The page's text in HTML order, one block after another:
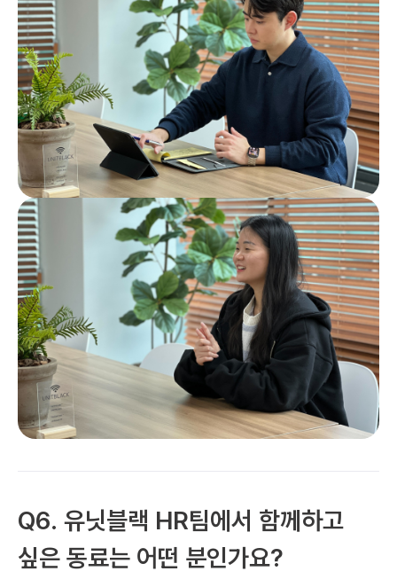
Q6. 유닛블랙 HR팀에서 함께하고
싶은 동료는 어떤 분인가요?